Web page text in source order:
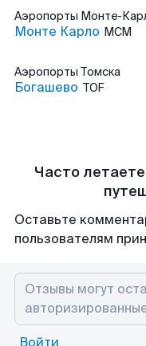
Аэропорты Монте-
Монте Карло MCM
Аэропорты Томска
Богашево TOF
Часто
Оставьте
пользователям
Войти